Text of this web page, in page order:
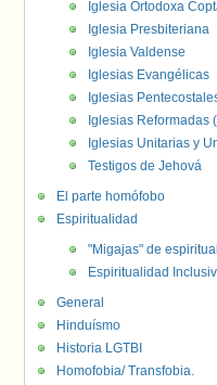
Iglesia Ortodoxa
Iglesia Presbiteriana
Iglesia Valdense
Iglesias Evangélicas
Iglesias
Iglesias Reformadas
Iglesias Unitarias y
Testigos de Jehová
El parte homófobo
Espiritualidad
"Migajas" de
Espiritualidad
General
Hinduísmo
Historia LGTBI
Homofobia/ Transfobia.